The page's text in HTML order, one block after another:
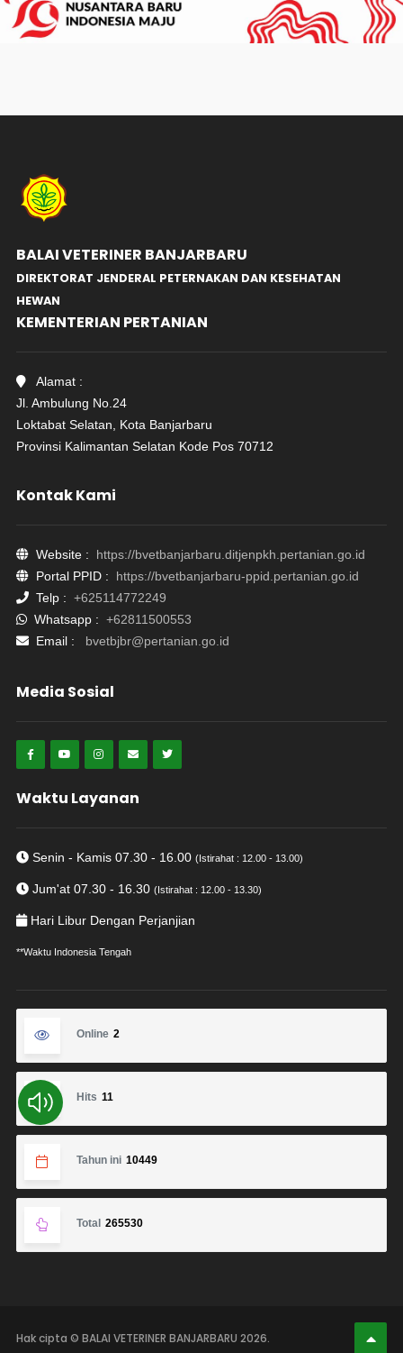
BALAI VETERINER BANJARBARU
DIREKTORAT JENDERAL PETERNAKAN DAN KESEHATAN
HEWAN
KEMENTERIAN PERTANIAN
Alamat :
Jl. Ambulung No.24
Loktabat Selatan, Kota Banjarbaru
Provinsi Kalimantan Selatan Kode Pos 70712
Kontak Kami
Website : https://bvetbanjarbaru.ditjenpkh.pertanian.go.id
Portal PPID : https://bvetbanjarbaru-ppid.pertanian.go.id
Telp : +625114772249
Whatsapp : +62811500553
Email :
bvetbjbr@pertanian.go.id
Media Sosial
Waktu Layanan
Senin - Kamis 07.30 - 16.00 (Istirahat : 12.00 - 13.00)
Jum'at 07.30 - 16.30 (Istirahat : 12.00 - 13.30)
Hari Libur Dengan Perjanjian
**Waktu Indonesia Tengah
Online 2
Hits 11
Tahun ini 10449
Total 265530
Hak cipta © BALAI VETERINER BANJARBARU 2026.